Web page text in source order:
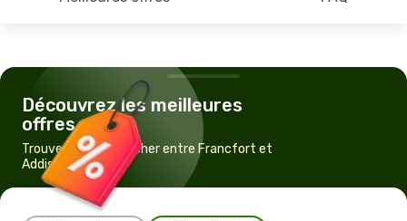
Découvrez les meilleures
offres
Trouvez un vol pas cher entre Francfort et
Addis-Abeba